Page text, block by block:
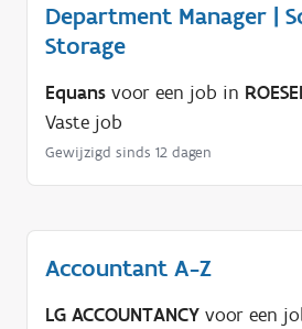
Department Manager |
Storage
Equans voor een job in
Vaste job
Gewijzigd sinds 12 dagen
Accountant A-Z
LG ACCOUNTANCY voor een